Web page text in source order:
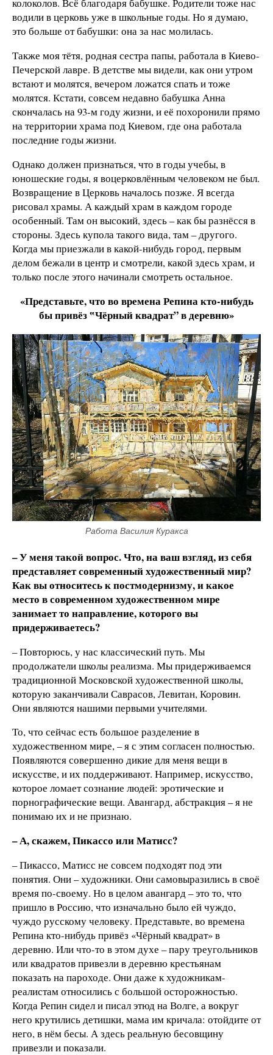
колоколов. Всё благодаря бабушке. Родители тоже нас
водили в церковь уже в школьные годы. Но я думаю,
это больше от бабушки: она за нас молилась.
Также моя тётя, родная сестра папы, работала в Киево-
Печерской лавре. В детстве мы видели, как они утром
встают и молятся, вечером ложатся спать и тоже
молятся. Кстати, совсем недавно бабушка Анна
скончалась на 93-м году жизни, и её похоронили прямо
на территории храма под Киевом, где она работала
последние годы жизни.
Однако должен признаться, что в годы учебы, в
юношеские годы, я воцерковлённым человеком не был.
Возвращение в Церковь началось позже. Я всегда
рисовал храмы. А каждый храм в каждом городе
особенный. Там он высокий, здесь – как бы разнёсся в
стороны. Здесь купола такого вида, там – другого.
Когда мы приезжали в какой-нибудь город, первым
делом бежали в центр и смотрели, какой здесь храм, и
только после этого начинали смотреть остальное.
«Представьте, что во времена Репина кто-нибудь
бы привёз ‟Чёрный квадрат” в деревню»
Работа Василия Куракса
– У меня такой вопрос. Что, на ваш взгляд, из себя
представляет современный художественный мир?
Как вы относитесь к постмодернизму, и какое
место в современном художественном мире
занимает то направление, которого вы
придерживаетесь?
– Повторюсь, у нас классический путь. Мы
продолжатели школы реализма. Мы придерживаемся
традиционной Московской художественной школы,
которую заканчивали Саврасов, Левитан, Коровин.
Они являются нашими первыми учителями.
То, что сейчас есть большое разделение в
художественном мире, – я с этим согласен полностью.
Появляются совершенно дикие для меня вещи в
искусстве, и их поддерживают. Например, искусство,
которое ломает сознание людей: эротические и
порнографические вещи. Авангард, абстракция – я не
понимаю их и не признаю.
– А, скажем, Пикассо или Матисс?
– Пикассо, Матисс не совсем подходят под эти
понятия. Они – художники. Они самовыразились в своё
время по-своему. Но в целом авангард – это то, что
пришло в Россию, что изначально было ей чуждо,
чуждо русскому человеку. Представьте, во времена
Репина кто-нибудь привёз «Чёрный квадрат» в
деревню. Или что-то в этом духе – пару треугольников
или квадратов привезли в деревню крестьянам
показать на пароходе. Они даже к художникам-
реалистам относились с большой осторожностью.
Когда Репин сидел и писал этюд на Волге, а вокруг
него крутились детишки, мама им кричала: отойдите от
него, в нём бесы. А здесь реальную бесовщину
привезли и показали.